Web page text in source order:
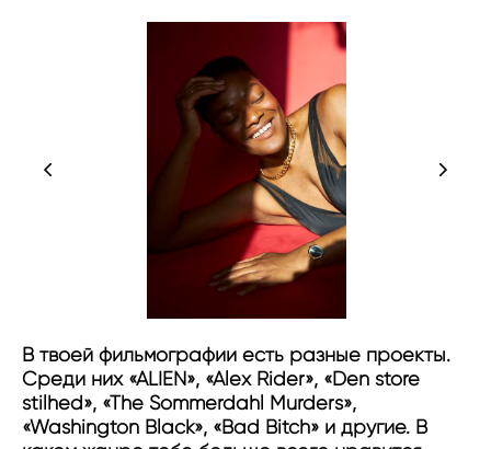
В твоей фильмографии есть разные проекты.
Среди них «ALIEN», «Alex Rider», «Den store
stilhed», «The Sommerdahl Murders»,
«Washington Black», «Bad Bitch» и другие. В